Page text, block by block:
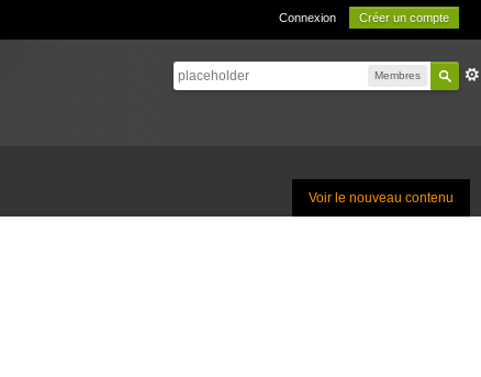
Connexion Créer un compte
Membres
Voir le nouveau contenu